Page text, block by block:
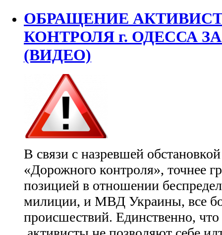
ОБРАЩЕНИЕ
КОНТРОЛЯ г. ОДЕССА
(ВИДЕО)
В связи с назревшей
«Дорожного контроля», точнее
позицией в отношении
милиции, и МВД Украины, все
происшествий. Единственно, что